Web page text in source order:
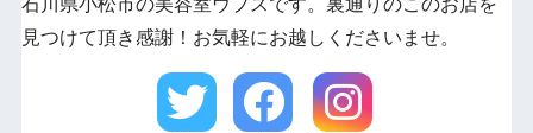
見つけて頂き感謝！お気軽にお越しくださいませ。